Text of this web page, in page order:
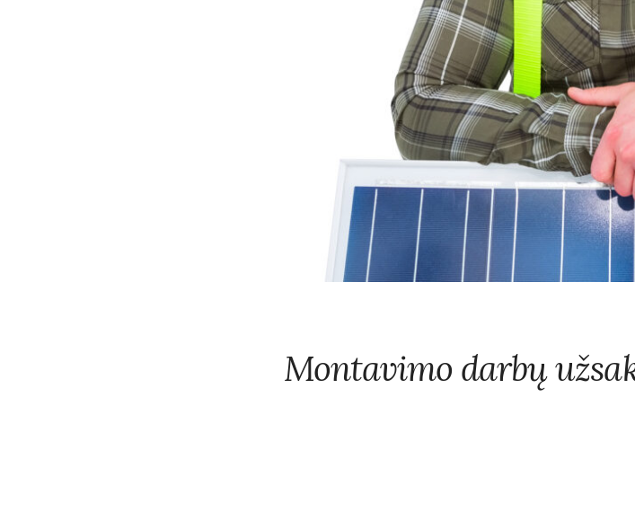
Montavimo darbų